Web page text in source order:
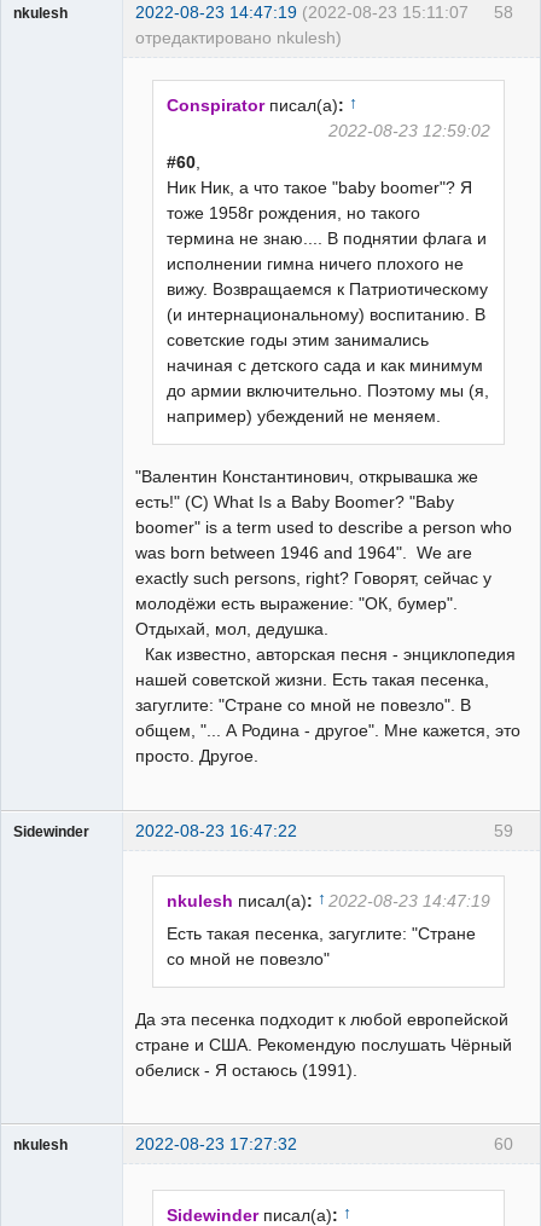
58
nkulesh 2022-08-23 14:47:19 (2022-08-23 15:11:07
отредактировано nkulesh)
Conspirator писал(а): ↑
2022-08-23 12:59:02
#60
Ник Ник, а что такое "baby boomer"? Я
тоже 1958г рождения, но такого
термина не знаю.... В поднятии флага и
исполнении гимна ничего плохого не
вижу. Возвращаемся к Патриотическому
(и интернациональному) воспитанию. В
советские годы этим занимались
начиная с детского сада и как минимум
до армии включительно. Поэтому мы (я,
например) убеждений не меняем.
"Валентин Константинович, открывашка же
есть!" (С) What Is a Baby Boomer? "Baby
boomer" is a term used to describe a person who
was born between 1946 and 1964". We are
exactly such persons, right? Говорят, сейчас у
молодёжи есть выражение: "ОК, бумер".
Отдыхай, мол, дедушка.
Как известно, авторская песня - энциклопедия
нашей советской жизни. Есть такая песенка,
загуглите: "Стране со мной не повезло". В
общем, "... А Родина - другое". Мне кажется, это
просто. Другое.
59
Sidewinder 2022-08-23 16:47:22
nkulesh писал(а): ↑ 2022-08-23 14:47:19
Есть такая песенка, загуглите: "Стране
со мной не повезло"
Да эта песенка подходит к любой европейской
стране и США. Рекомендую послушать Чёрный
обелиск - Я остаюсь (1991).
60
nkulesh 2022-08-23 17:27:32
Sidewinder писал(а): ↑